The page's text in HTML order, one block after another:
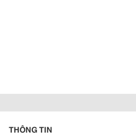
THÔNG TIN